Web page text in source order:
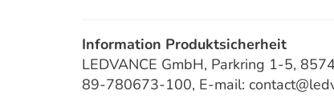
Information Produktsicherheit
LEDVANCE GmbH, Parkring 1-5,
89-780673-100, E-mail: